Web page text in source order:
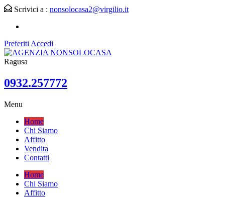
Scrivici a : nonsolocasa2@virgilio.it
Preferiti Accedi
Ragusa
0932.257772
Menu
Home
Chi Siamo
Affitto
Vendita
Contatti
Home
Chi Siamo
Affitto